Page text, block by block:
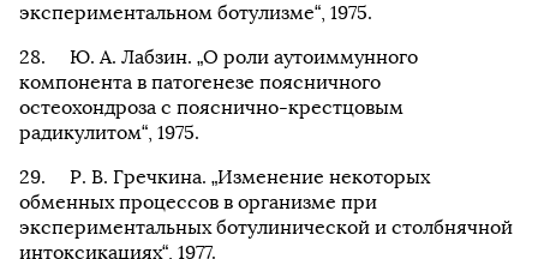
экспериментальном ботулизме“, 1975.
Ю. А. Лабзин. „О роли аутоиммунного
компонента в патогенезе поясничного
остеохондроза с пояснично-крестцовым
радикулитом“, 1975.
Р. В. Гречкина. „Изменение некоторых
обменных процессов в организме при
экспериментальных ботулинической и столбнячной
интоксикациях“, 1977.